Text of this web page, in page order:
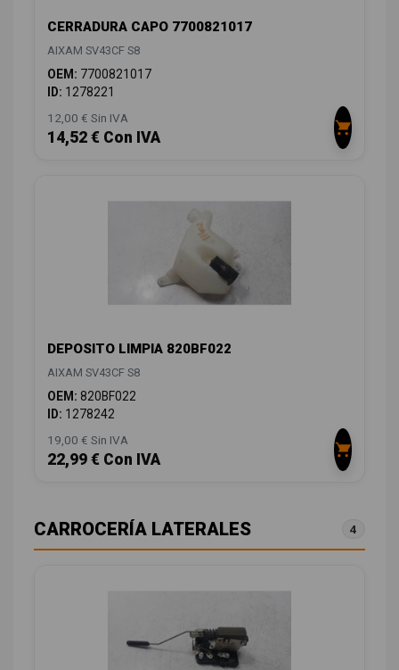
CERRADURA CAPO 7700821017
AIXAM SV43CF S8
OEM: 7700821017
ID: 1278221
12,00 € Sin IVA
14,52 € Con IVA
DEPOSITO LIMPIA 820BF022
AIXAM SV43CF S8
OEM: 820BF022
ID: 1278242
19,00 € Sin IVA
22,99 € Con IVA
CARROCERÍA LATERALES 4